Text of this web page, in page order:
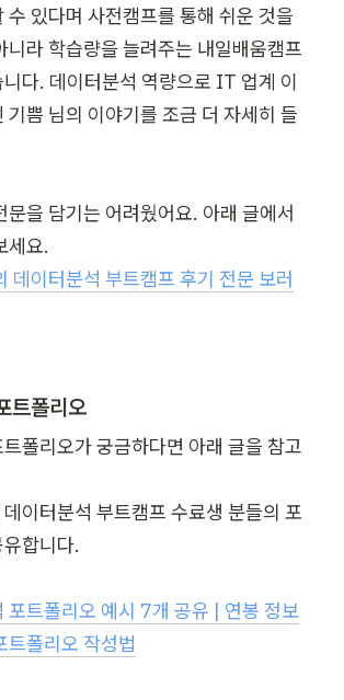
수 있다며 사전캠프를 통해 쉬운 것을
니라 학습량을 늘려주는 내일배움캠프
다. 데이터분석 역량으로 IT 업계 이
기쁨 님의 이야기를 조금 더 자세히 들
문을 담기는 어려웠어요. 아래 글에서
세요.
데이터분석 부트캠프 후기 전문 보러
트폴리오
폴리오가 궁금하다면 아래 글을 참고
이터분석 부트캠프 수료생 분들의 포
합니다.
포트폴리오 예시 7개 공유 | 연봉 정보
트폴리오 작성법